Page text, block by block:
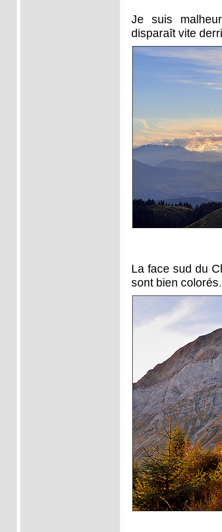
Je suis
disparaît vite
La face sud du
sont bien colorés.